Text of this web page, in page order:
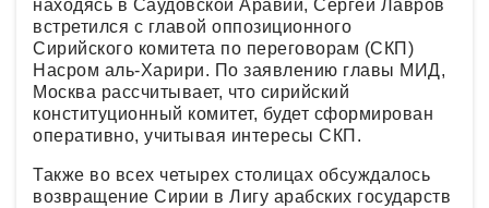
находясь в Саудовской Аравии, Сергей Лавров
встретился с главой оппозиционного
Сирийского комитета по переговорам (СКП)
Насром аль-Харири. По заявлению главы МИД,
Москва рассчитывает, что сирийский
конституционный комитет, будет сформирован
оперативно, учитывая интересы СКП.
Также во всех четырех столицах обсуждалось
возвращение Сирии в Лигу арабских государств